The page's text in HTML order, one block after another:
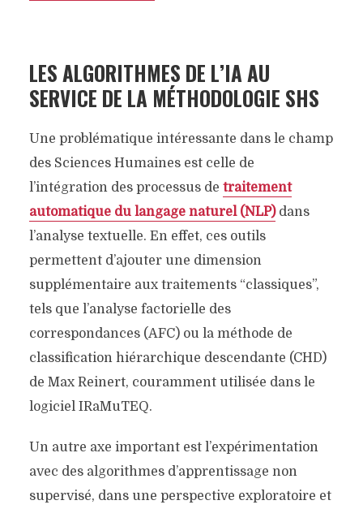
LES ALGORITHMES DE L’IA AU
SERVICE DE LA MÉTHODOLOGIE SHS
Une problématique intéressante dans le champ
des Sciences Humaines est celle de
l’intégration des processus de traitement
automatique du langage naturel (NLP)dans
l’analyse textuelle. En effet, ces outils
permettent d’ajouter une dimension
supplémentaire aux traitements “classiques”,
tels que l’analyse factorielle des
correspondances (AFC) ou la méthode de
classification hiérarchique descendante (CHD)
de Max Reinert, couramment utilisée dans le
logiciel IRaMuTEQ.
Un autre axe important est l’expérimentation
avec des algorithmes d’apprentissage non
supervisé, dans une perspective exploratoire et